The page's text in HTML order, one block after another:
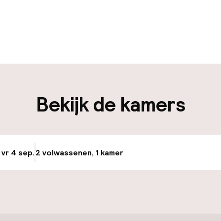
Bekijk de kamers
4 sep.2 volwassenen, 1 kamer